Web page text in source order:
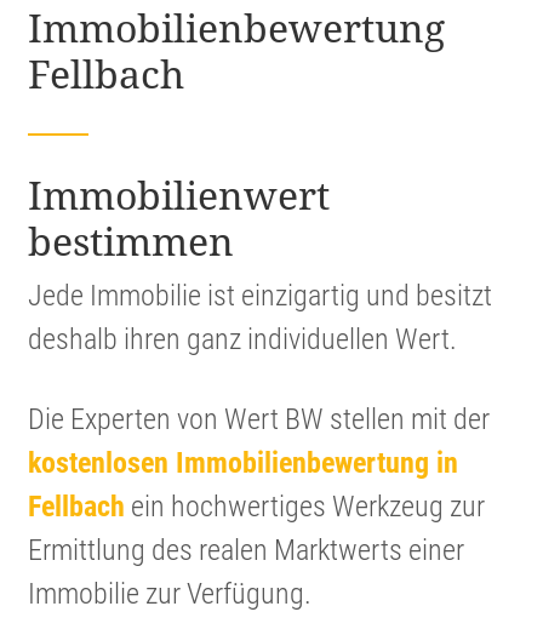
Immobi­li­en­be­wer­tung
Fellbach
Immobi­li­en­wert
bestimmen
Jede Immobilie ist einzig­artig und besitzt
deshalb ihren ganz indivi­du­ellen Wert.
Die Experten von Wert BW stellen mit der
kosten­losen Immobi­li­en­be­wer­tung in
Fellbach ein hochwer­tiges Werkzeug zur
Ermitt­lung des realen Markt­werts einer
Immobilie zur Verfügung.